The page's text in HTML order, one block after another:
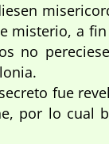
misterio, a
no
fue
por lo cual